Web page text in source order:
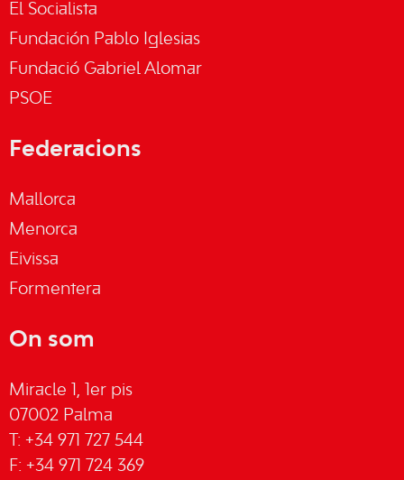
El Socialista
Fundación Pablo Iglesias
Fundació Gabriel Alomar
PSOE
Federacions
Mallorca
Menorca
Eivissa
Formentera
On som
Miracle 1, 1er pis
07002 Palma
T: +34 971 727 544
F: +34 971 724 369